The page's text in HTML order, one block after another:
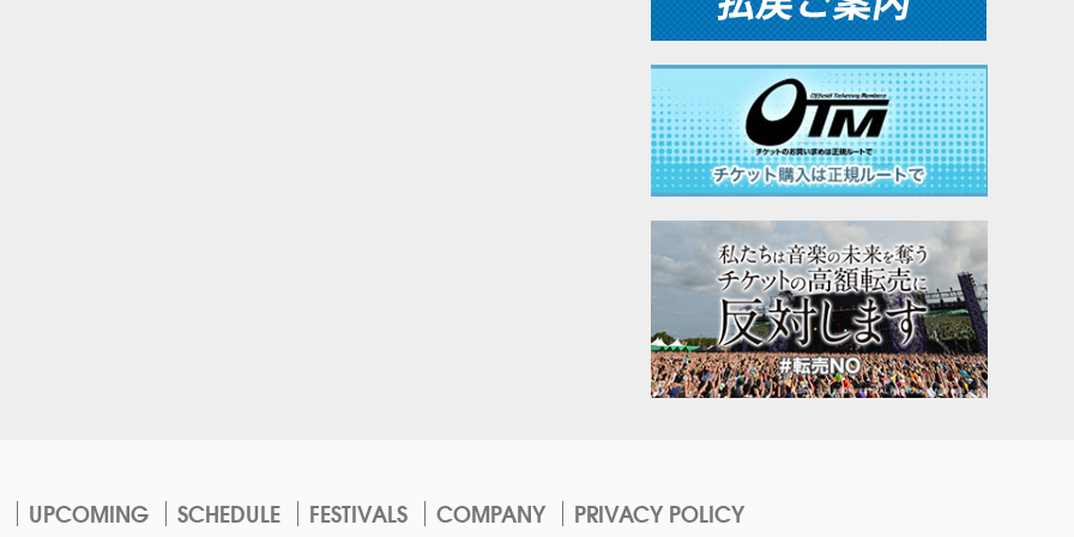
UPCOMING SCHEDULE FESTIVALS COMPANY PRIVACY POLICY